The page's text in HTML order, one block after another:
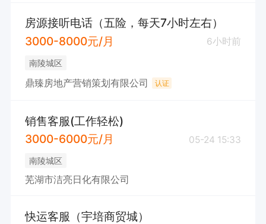
房源接听电话（五险，每天7小时左右）
3000-8000元/月
6小时前
南陵城区
鼎臻房地产营销策划有限公司 认证
销售客服(工作轻松)
3000-6000元/月
05-24 15:33
南陵城区
芜湖市洁亮日化有限公司
快运客服（宇培商贸城）